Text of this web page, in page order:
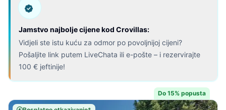
Jamstvo najbolje cijene kod Crovillas:
Vidjeli ste istu kuću za odmor po povoljnijoj cijeni?
Pošaljite link putem LiveChata ili e-pošte – i rezervirajte
100 € jeftinije!
Do 15% popusta